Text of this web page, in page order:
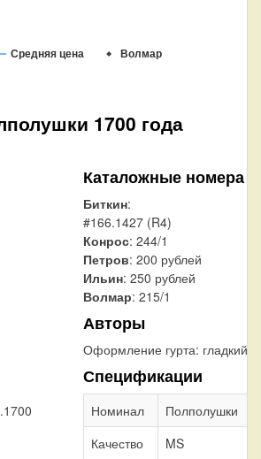
Средняя цена Волмар
1700 года
Каталожные номера
Биткин:
#166.1427 (R4)
Конрос: 244/1
Петров: 200 рублей
Ильин: 250 рублей
Волмар: 215/1
Авторы
Оформление гурта: гладкий
Спецификации
Номинал
Полполушки
Качество
MS